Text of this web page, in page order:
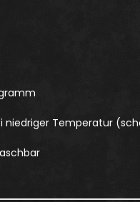
niedriger Temperatur